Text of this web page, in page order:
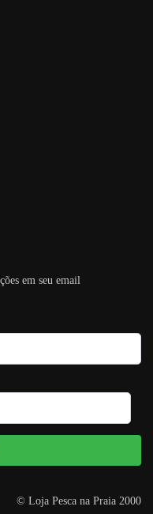
em seu email
© Loja Pesca na Praia 2000